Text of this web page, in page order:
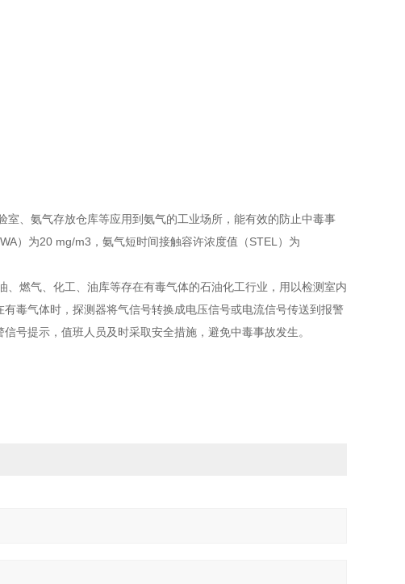
、氨气存放仓库等应用到氨气的工业场所，能有效的防止中毒事
）为20 mg/m3，氨气短时间接触容许浓度值（STEL）为
燃气、化工、油库等存在有毒气体的石油化工行业，用以检测室内
毒气体时，探测器将气信号转换成电压信号或电流信号传送到报警
号提示，值班人员及时采取安全措施，避免中毒事故发生。